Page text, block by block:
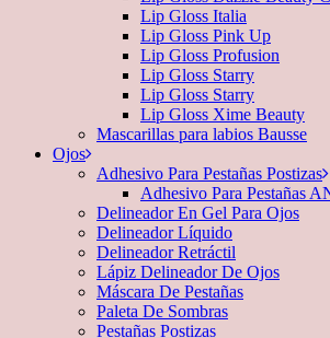
Lip Gloss Italia
Lip Gloss Pink Up
Lip Gloss Profusion
Lip Gloss Starry
Lip Gloss Starry
Lip Gloss Xime Beauty
Mascarillas para labios Bausse
Ojos
Adhesivo Para Pestañas Postizas
Adhesivo Para Pestañas
Delineador En Gel Para Ojos
Delineador Líquido
Delineador Retráctil
Lápiz Delineador De Ojos
Máscara De Pestañas
Paleta De Sombras
Pestañas Postizas